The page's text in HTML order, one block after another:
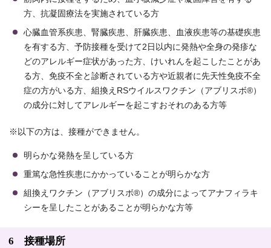
方、抗凝固療法を実施されている方
心臓血管系疾患、腎臓疾患、肝臓疾患、血液疾患等の基礎疾患
を有する方、予防接種を受けて2日以内に発熱や全身の発疹な
どのアレルギー症状があった方、けいれんを起こしたことがあ
る方、免疫不全と診断されている方や近親者に先天性免疫不全
症の方がいる方、組換えRSウイルスワクチン（アブリスボ®）
の成分に対してアレルギーを起こすおそれのある方等
※以下の方は、接種ができません。
明らかな発熱を呈している方
重篤な急性疾患にかかっていることが明らかな方
組換えワクチン（アブリスボ®）の成分によってアナフィラキ
シーを呈したことがあることが明らかな方等
6 接種場所